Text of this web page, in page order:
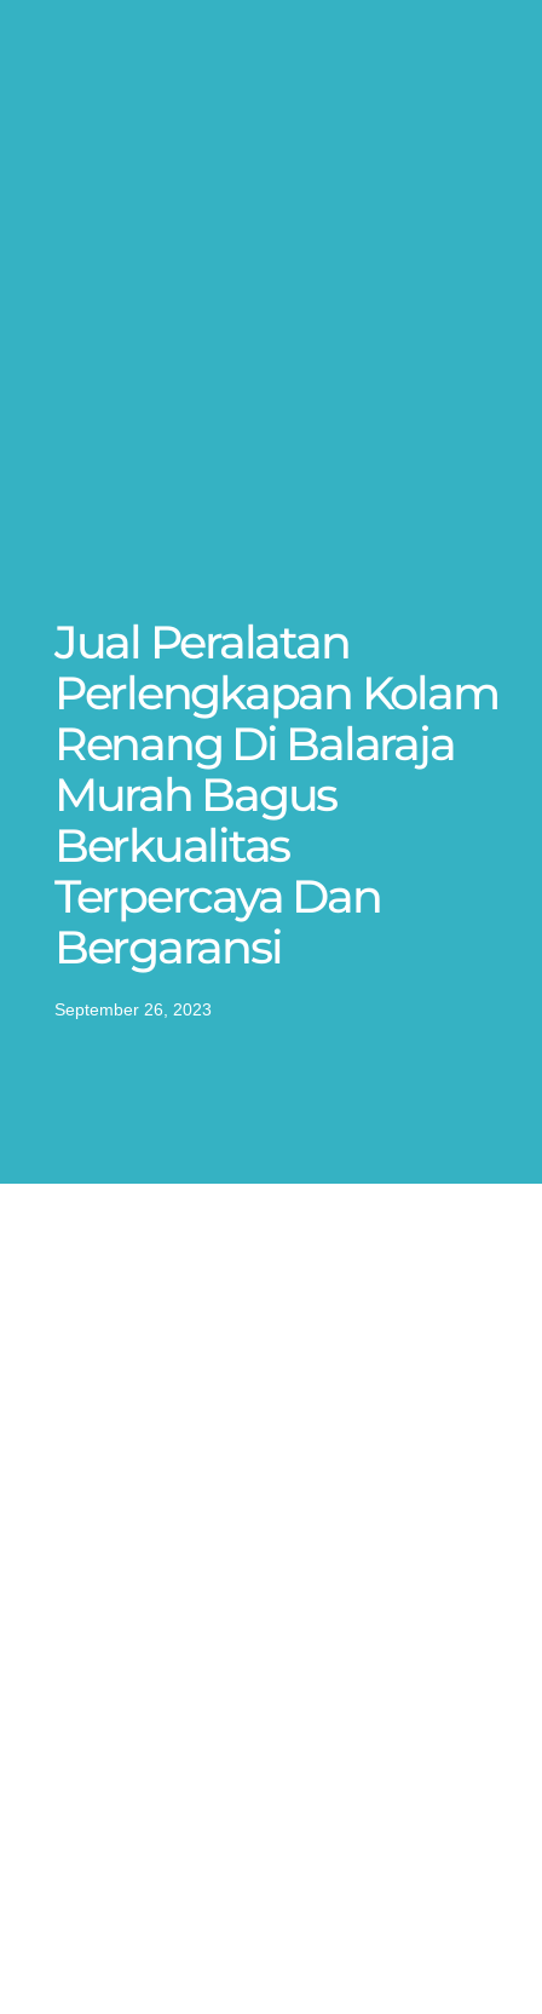
Jual Peralatan
Perlengkapan Kolam
Renang Di Balaraja
Murah Bagus
Berkualitas
Terpercaya Dan
Bergaransi
September 26, 2023